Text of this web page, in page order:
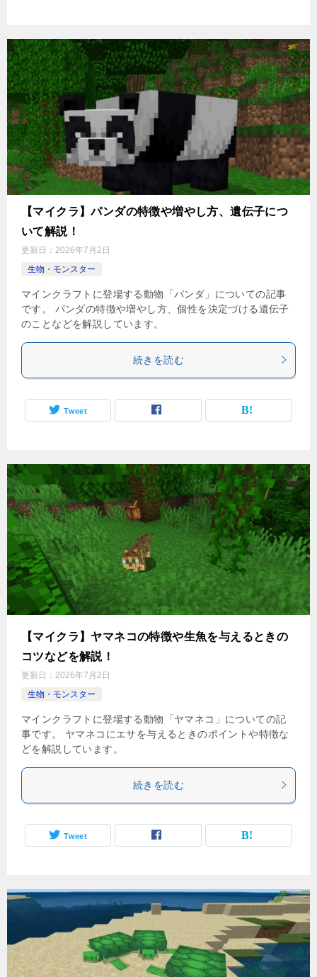
【マイクラ】パンダの特徴や増やし方、遺伝子につ
いて解説！
更新日： 2026年7月2日
生物・モンスター
マインクラフトに登場する動物「パンダ」についての記事
です。 パンダの特徴や増やし方、個性を決定づける遺伝子
のことなどを解説しています。
続きを読む
Tweet
【マイクラ】ヤマネコの特徴や生魚を与えるときの
コツなどを解説！
更新日： 2026年7月2日
生物・モンスター
マインクラフトに登場する動物「ヤマネコ」についての記
事です。 ヤマネコにエサを与えるときのポイントや特徴な
どを解説しています。
続きを読む
Tweet